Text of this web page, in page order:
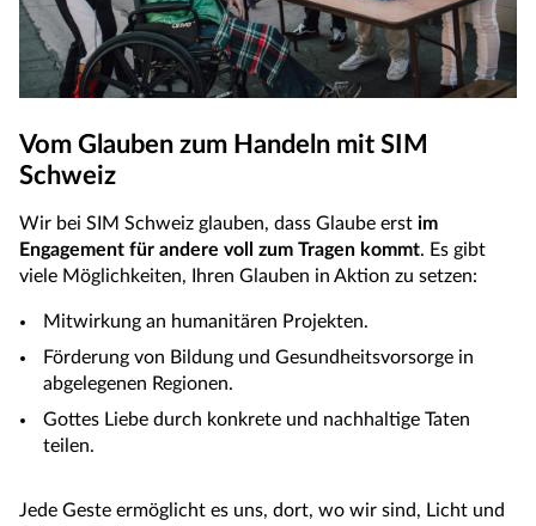
Vom Glauben zum Handeln mit SIM
Schweiz
Wir bei SIM Schweiz glauben, dass Glaube erst im
Engagement für andere voll zum Tragen kommt. Es gibt
viele Möglichkeiten, Ihren Glauben in Aktion zu setzen:
Mitwirkung an humanitären Projekten.
Förderung von Bildung und Gesundheitsvorsorge in
abgelegenen Regionen.
Gottes Liebe durch konkrete und nachhaltige Taten
teilen.
Jede Geste ermöglicht es uns, dort, wo wir sind, Licht und